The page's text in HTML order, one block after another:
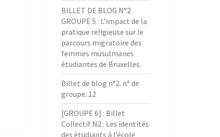
BILLET DE BLOG N°2
GROUPE 5 : L’impact de la
pratique religieuse sur le
parcours migratoire des
femmes musulmanes
étudiantes de Bruxelles.
Billet de blog n°2. n° de
groupe: 12
[GROUPE 6] : Billet
Collectif N2 : Les identités
des étudiants à l’école